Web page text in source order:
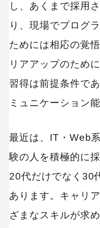
プログラマーへ転職
UZUZ IT｜株式会
CODE×CODE｜
GEEK JOBキャン
し、あくまで採用
り、現場でプログ
ためには相応の覚
リアアップのため
習得は前提条件で
ミュニケーション
最近は、IT・Web
験の人を積極的に
20代だけでなく30
あります。キャリ
ざまなスキルが求